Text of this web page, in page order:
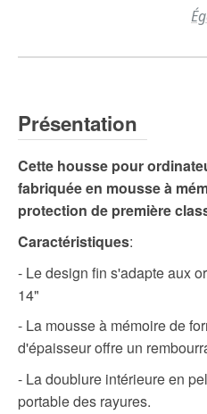
Présentation
Cette housse pour
fabriquée en mousse à
protection de première
Caractéristiques:
- Le design fin s'adapte aux
14"
- La mousse à mémoire de
d'épaisseur offre un
- La doublure intérieure en
portable des rayures.